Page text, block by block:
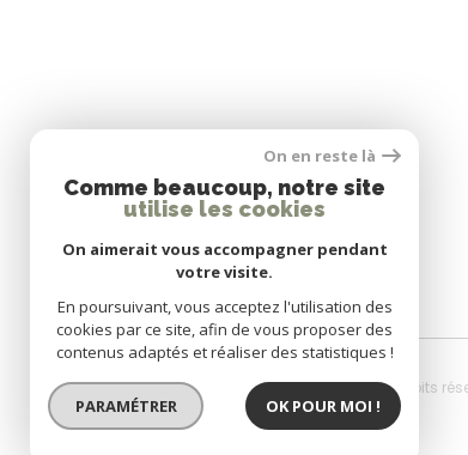
Espace propriétaire
© 2026 | Tous droits
On en reste là
Comme beaucoup, notre site
utilise les cookies
On aimerait vous accompagner pendant
votre visite.
En poursuivant, vous acceptez l'utilisation des
cookies par ce site, afin de vous proposer des
contenus adaptés et réaliser des statistiques !
PARAMÉTRER OK POUR MOI !